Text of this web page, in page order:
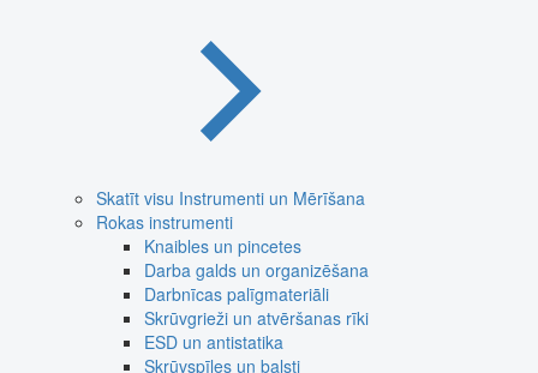
Skatīt visu Instrumenti un Mērīšana
Rokas instrumenti
Knaibles un pincetes
Darba galds un organizēšana
Darbnīcas palīgmateriāli
Skrūvgrieži un atvēršanas rīki
ESD un antistatika
Skrūvspīles un balsti